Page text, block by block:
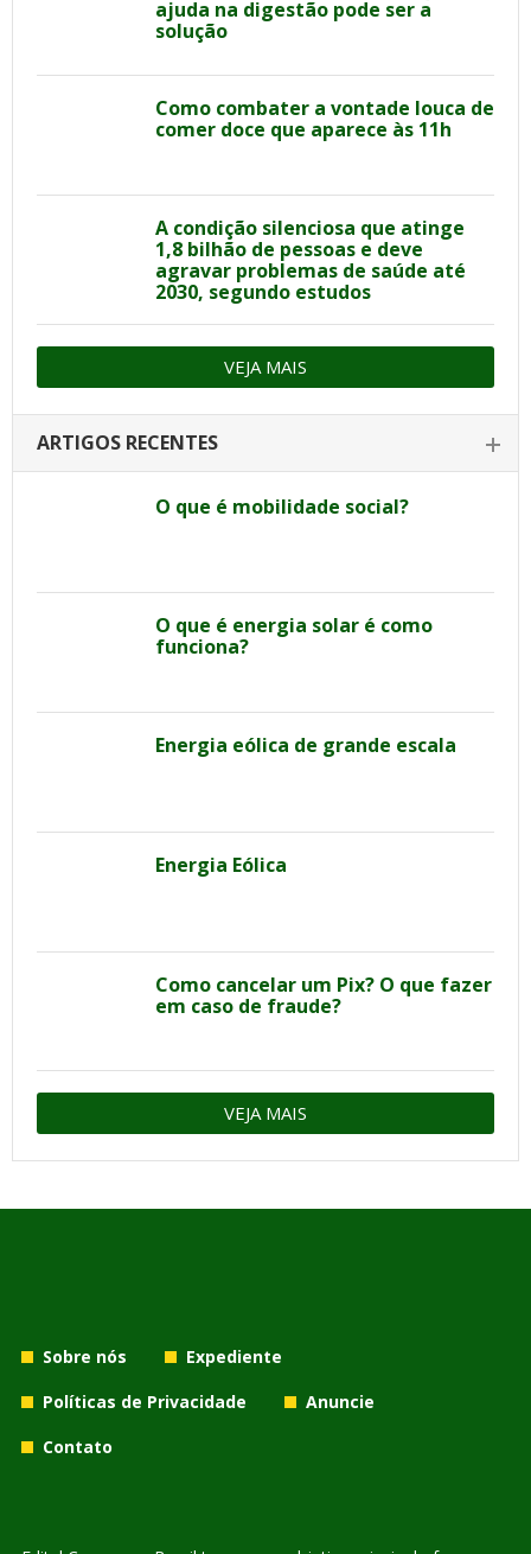
ajuda na digestão pode ser a
solução
Como combater a vontade louca de
comer doce que aparece às 11h
A condição silenciosa que atinge
1,8 bilhão de pessoas e deve
agravar problemas de saúde até
2030, segundo estudos
VEJA MAIS
ARTIGOS RECENTES
O que é mobilidade social?
O que é energia solar é como
funciona?
Energia eólica de grande escala
Energia Eólica
Como cancelar um Pix? O que fazer
em caso de fraude?
VEJA MAIS
Sobre nós
Expediente
Políticas de Privacidade
Anuncie
Contato